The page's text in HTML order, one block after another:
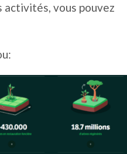
activités, vous pouvez